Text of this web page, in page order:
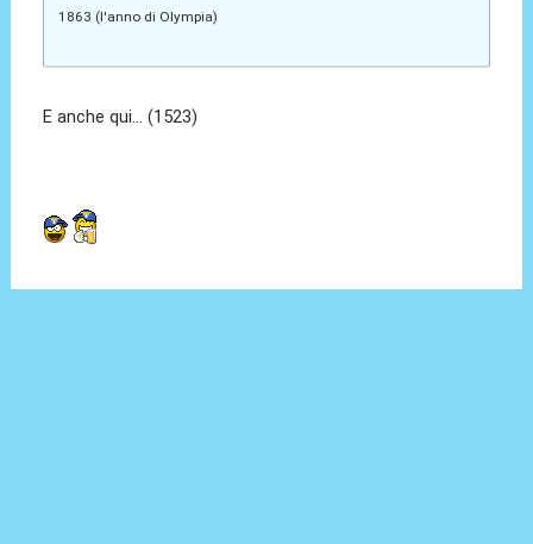
1863 (l'anno di Olympia)
E anche qui... (1523)